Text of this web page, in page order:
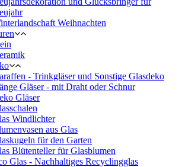
Weihnachten
- Trinkgläser und Sonstige Glasdeko
Gläser - mit Draht oder Schnur
Gläser
Windlichter
aus Glas
für den Garten
Blütenteller für Glasblumen
Glas - Nachhaltiges Recyclingglas